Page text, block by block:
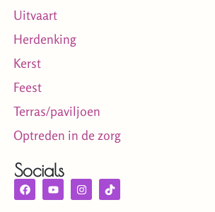
Uitvaart
Herdenking
Kerst
Feest
Terras/paviljoen
Optreden in de zorg
Socials